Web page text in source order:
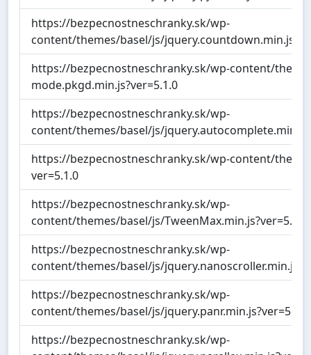
https://bezpecnostneschranky.sk/wp-
content/themes/basel/js/
https://bezpecnostneschranky.sk/wp-content/
mode.pkgd.min.js?ver=5.1.0
https://bezpecnostneschranky.sk/wp-
content/themes/basel/js/
https://bezpecnostneschranky.sk/wp-content/
ver=5.1.0
https://bezpecnostneschranky.sk/wp-
content/themes/basel/js/TweenMax.min.js?ver=5.1.0
https://bezpecnostneschranky.sk/wp-
content/themes/basel/js/
https://bezpecnostneschranky.sk/wp-
content/themes/basel/js/jquery.panr.min.js?ver=5.1.0
https://bezpecnostneschranky.sk/wp-